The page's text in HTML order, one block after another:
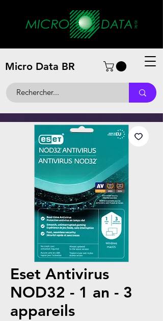
Micro Data BR
Eset Antivirus
NOD32 - 1 an - 3
appareils